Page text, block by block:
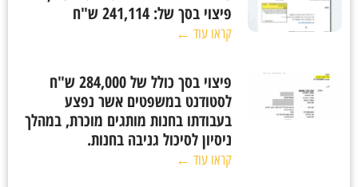
פיצוי בסך של: 241,114 ש"ח
קראו עוד ←
פיצוי בסך כולל של 284,000 ש"ח
לסטודנט במשפטים אשר נפצע
בעבודתו בחנות מותגים מוכרת, במהלך
ניסיון לסיכול גניבה בחנות.
קראו עוד ←